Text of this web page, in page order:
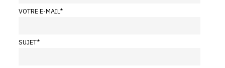
VOTRE E-MAIL*
SUJET*